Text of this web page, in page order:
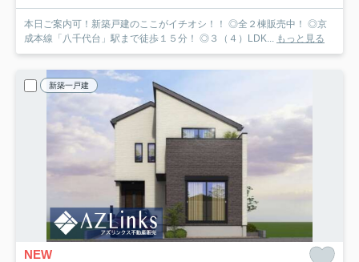
本日ご案内可！新築戸建のここがイチオシ！！ ◎全２棟販売中！ ◎京
成本線「八千代台」駅まで徒歩１５分！ ◎３（４）LDK...
もっと見る
新築一戸建
NEW